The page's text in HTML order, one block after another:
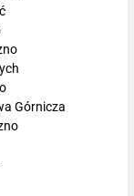
Górnicza